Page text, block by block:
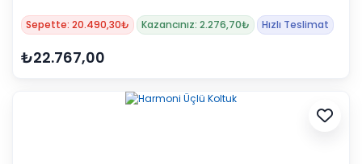
Sepette: 20.490,30₺ Kazancınız: 2.276,70₺ Hızlı Teslimat
₺22.767,00